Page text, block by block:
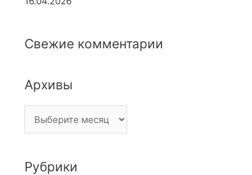
Свежие комментарии
Архивы
Рубрики